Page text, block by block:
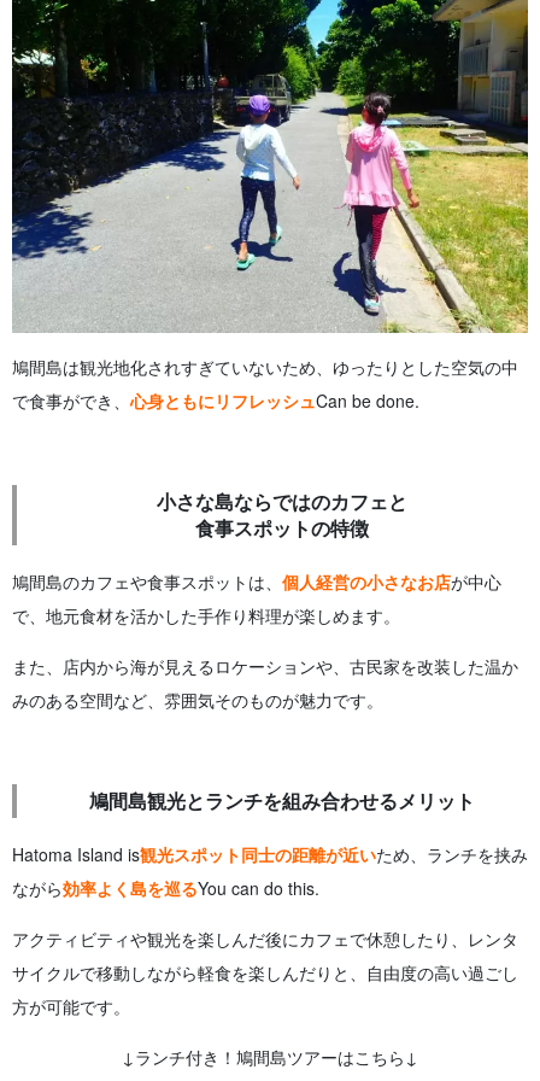
鳩間島は観光地化されすぎていないため、ゆったりとした空気の中
で食事ができ、 心身ともにリフレッシュCan be done.
小さな島ならではのカフェと
食事スポットの特徴
鳩間島のカフェや食事スポットは、 個人経営の小さなお店が中心
で、地元食材を活かした手作り料理が楽しめます。
また、店内から海が見えるロケーションや、古民家を改装した温か
みのある空間など、雰囲気そのものが魅力です。
鳩間島観光とランチを組み合わせるメリット
Hatoma Island is観光スポット同士の距離が近いため、ランチを挟み
ながら効率よく島を巡るYou can do this.
アクティビティや観光を楽しんだ後にカフェで休憩したり、レンタ
サイクルで移動しながら軽食を楽しんだりと、自由度の高い過ごし
方が可能です。
↓ランチ付き！鳩間島ツアーはこちら↓